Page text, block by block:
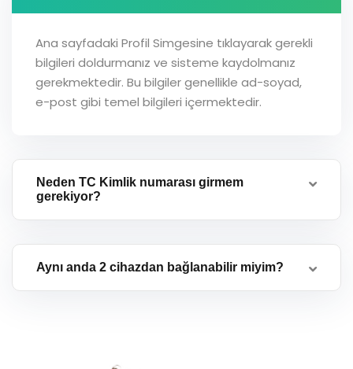
Ana sayfadaki Profil Simgesine tıklayarak gerekli
bilgileri doldurmanız ve sisteme kaydolmanız
gerekmektedir. Bu bilgiler genellikle ad-soyad,
e-post gibi temel bilgileri içermektedir.
Neden TC Kimlik numarası girmem
gerekiyor?
Aynı anda 2 cihazdan bağlanabilir miyim?